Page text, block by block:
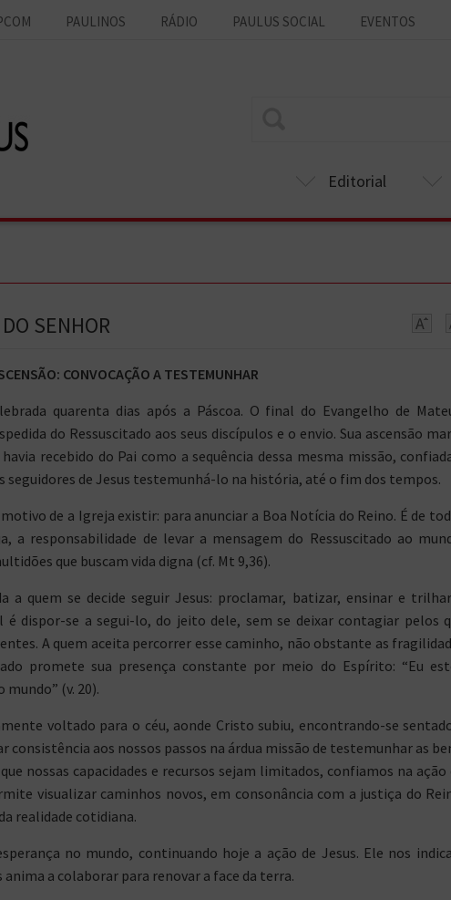
PAULINOS RÁDIO PAULUS SOCIAL EVENTOS
Editorial
SENHOR
CONVOCAÇÃO A TESTEMUNHAR
quarenta dias após a Páscoa. O final do Evangelho de
do Ressuscitado aos seus discípulos e o envio. Sua ascensão
recebido do Pai como a sequência dessa mesma missão,
seguidores de Jesus testemunhá-lo na história, até o fim dos tempos.
de a Igreja existir: para anunciar a Boa Notícia do Reino. É de
a responsabilidade de levar a mensagem do Ressuscitado ao
que buscam vida digna (cf. Mt 9,36).
a quem se decide seguir Jesus: proclamar, batizar, ensinar e
dispor-se a segui-lo, do jeito dele, sem se deixar contagiar pelos
A quem aceita percorrer esse caminho, não obstante as
promete sua presença constante por meio do Espírito: “Eu
(v. 20).
voltado para o céu, aonde Cristo subiu, encontrando-se
consistência aos nossos passos na árdua missão de testemunhar as
nossas capacidades e recursos sejam limitados, confiamos na ação
visualizar caminhos novos, em consonância com a justiça do
realidade cotidiana.
no mundo, continuando hoje a ação de Jesus. Ele nos
a colaborar para renovar a face da terra.